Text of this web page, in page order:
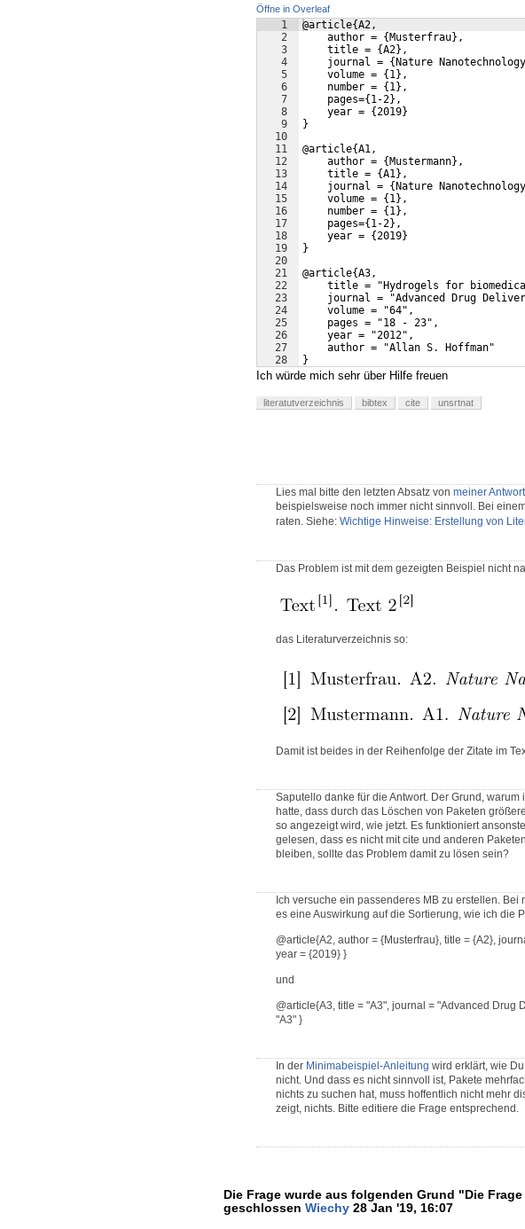
Öffne in Overleaf
1
2
3
4
5
6
7
8
9
10
11
12
13
14
15
16
17
18
19
20
21
22
23
24
25
26
27
28
@article{A2,
    author = {Musterfrau},
    title = {A2},
journal = {Nature
    volume = {1},
    number = {1},
    pages={1-2},
    year = {2019}
}
@article{A1,
    author = {Mustermann},
    title = {A1},
journal = {Nature
    volume = {1},
    number = {1},
    pages={1-2},
    year = {2019}
}
@article{A3,
title = "Hydrogels for
journal = "Advanced Drug
    volume = "64",
    pages = "18 - 23",
    year = "2012",
    author = "Allan S. Hoffman"
}
Ich würde mich sehr über Hilfe freuen
literatutverzeichnis bibtex cite unsrtnat
Lies mal bitte den letzten Absatz von meiner
beispielsweise noch immer nicht sinnvoll. Bei
raten. Siehe: Wichtige Hinweise: Erstellung von
Das Problem ist mit dem gezeigten Beispiel nicht
das Literaturverzeichnis so:
Damit ist beides in der Reihenfolge der Zitate im
Saputello danke für die Antwort. Der Grund,
hatte, dass durch das Löschen von Paketen
so angezeigt wird, wie jetzt. Es funktioniert
gelesen, dass es nicht mit cite und anderen
bleiben, sollte das Problem damit zu lösen sein?
Ich versuche ein passenderes MB zu erstellen.
es eine Auswirkung auf die Sortierung, wie ich die
@article{A2, author = {Musterfrau}, title = {A2},
year = {2019} }
und
@article{A3, title = "A3", journal = "Advanced Drug
"A3" }
In der Minimabeispiel-Anleitung wird erklärt, wie
nicht. Und dass es nicht sinnvoll ist, Pakete
nichts zu suchen hat, muss hoffentlich nicht mehr
zeigt, nichts. Bitte editiere die Frage entsprechend.
Die Frage wurde aus folgenden Grund "Die
geschlossen Wiechy 28 Jan '19, 16:07